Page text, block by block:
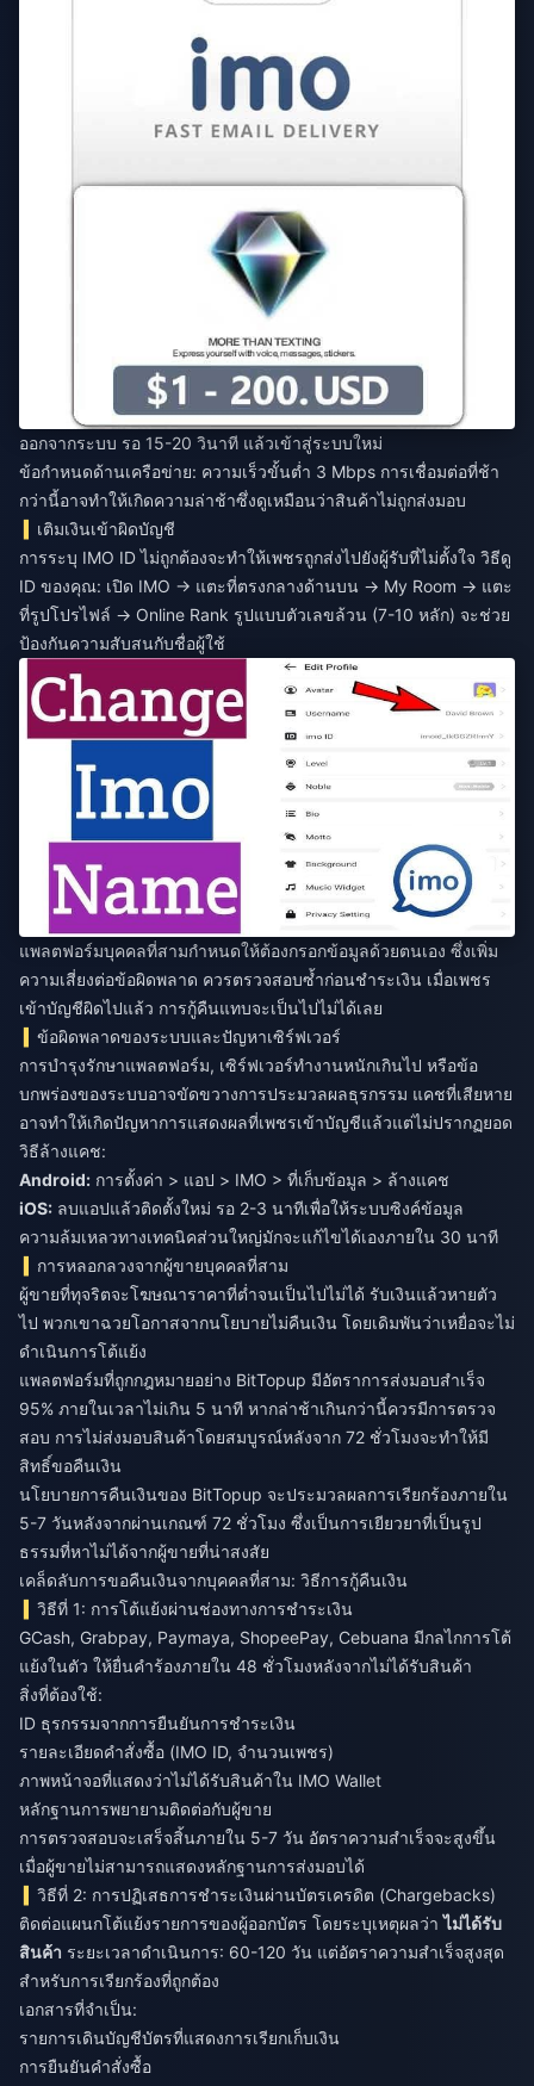
ออกจากระบบ รอ 15-20 วินาที แล้วเข้าสู่ระบบใหม่
ข้อกำหนดด้านเครือข่าย: ความเร็วขั้นต่ำ 3 Mbps การเชื่อมต่อที่ช้า
กว่านี้อาจทำให้เกิดความล่าช้าซึ่งดูเหมือนว่าสินค้าไม่ถูกส่งมอบ
เติมเงินเข้าผิดบัญชี
การระบุ IMO ID ไม่ถูกต้องจะทำให้เพชรถูกส่งไปยังผู้รับที่ไม่ตั้งใจ วิธีดู
ID ของคุณ: เปิด IMO → แตะที่ตรงกลางด้านบน → My Room → แตะ
ที่รูปโปรไฟล์ → Online Rank รูปแบบตัวเลขล้วน (7-10 หลัก) จะช่วย
ป้องกันความสับสนกับชื่อผู้ใช้
แพลตฟอร์มบุคคลที่สามกำหนดให้ต้องกรอกข้อมูลด้วยตนเอง ซึ่งเพิ่ม
ความเสี่ยงต่อข้อผิดพลาด ควรตรวจสอบซ้ำก่อนชำระเงิน เมื่อเพชร
เข้าบัญชีผิดไปแล้ว การกู้คืนแทบจะเป็นไปไม่ได้เลย
ข้อผิดพลาดของระบบและปัญหาเซิร์ฟเวอร์
การบำรุงรักษาแพลตฟอร์ม, เซิร์ฟเวอร์ทำงานหนักเกินไป หรือข้อ
บกพร่องของระบบอาจขัดขวางการประมวลผลธุรกรรม แคชที่เสียหาย
อาจทำให้เกิดปัญหาการแสดงผลที่เพชรเข้าบัญชีแล้วแต่ไม่ปรากฏยอด
วิธีล้างแคช:
Android: การตั้งค่า > แอป > IMO > ที่เก็บข้อมูล > ล้างแคช
iOS: ลบแอปแล้วติดตั้งใหม่ รอ 2-3 นาทีเพื่อให้ระบบซิงค์ข้อมูล
ความล้มเหลวทางเทคนิคส่วนใหญ่มักจะแก้ไขได้เองภายใน 30 นาที
การหลอกลวงจากผู้ขายบุคคลที่สาม
ผู้ขายที่ทุจริตจะโฆษณาราคาที่ต่ำจนเป็นไปไม่ได้ รับเงินแล้วหายตัว
ไป พวกเขาฉวยโอกาสจากนโยบายไม่คืนเงิน โดยเดิมพันว่าเหยื่อจะไม่
ดำเนินการโต้แย้ง
แพลตฟอร์มที่ถูกกฎหมายอย่าง BitTopup มีอัตราการส่งมอบสำเร็จ
95% ภายในเวลาไม่เกิน 5 นาที หากล่าช้าเกินกว่านี้ควรมีการตรวจ
สอบ การไม่ส่งมอบสินค้าโดยสมบูรณ์หลังจาก 72 ชั่วโมงจะทำให้มี
สิทธิ์ขอคืนเงิน
นโยบายการคืนเงินของ BitTopup จะประมวลผลการเรียกร้องภายใน
5-7 วันหลังจากผ่านเกณฑ์ 72 ชั่วโมง ซึ่งเป็นการเยียวยาที่เป็นรูป
ธรรมที่หาไม่ได้จากผู้ขายที่น่าสงสัย
เคล็ดลับการขอคืนเงินจากบุคคลที่สาม: วิธีการกู้คืนเงิน
วิธีที่ 1: การโต้แย้งผ่านช่องทางการชำระเงิน
GCash, Grabpay, Paymaya, ShopeePay, Cebuana มีกลไกการโต้
แย้งในตัว ให้ยื่นคำร้องภายใน 48 ชั่วโมงหลังจากไม่ได้รับสินค้า
สิ่งที่ต้องใช้:
ID ธุรกรรมจากการยืนยันการชำระเงิน
รายละเอียดคำสั่งซื้อ (IMO ID, จำนวนเพชร)
ภาพหน้าจอที่แสดงว่าไม่ได้รับสินค้าใน IMO Wallet
หลักฐานการพยายามติดต่อกับผู้ขาย
การตรวจสอบจะเสร็จสิ้นภายใน 5-7 วัน อัตราความสำเร็จจะสูงขึ้น
เมื่อผู้ขายไม่สามารถแสดงหลักฐานการส่งมอบได้
วิธีที่ 2: การปฏิเสธการชำระเงินผ่านบัตรเครดิต (Chargebacks)
ติดต่อแผนกโต้แย้งรายการของผู้ออกบัตร โดยระบุเหตุผลว่าไม่ได้รับ
สินค้า ระยะเวลาดำเนินการ: 60-120 วัน แต่อัตราความสำเร็จสูงสุด
สำหรับการเรียกร้องที่ถูกต้อง
เอกสารที่จำเป็น:
รายการเดินบัญชีบัตรที่แสดงการเรียกเก็บเงิน
การยืนยันคำสั่งซื้อ